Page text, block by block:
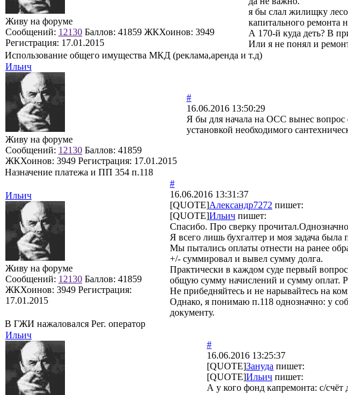
Живу на форуме
Сообщений: 12130 Баллов: 41859 ЖКХоинов: 3949
Регистрация: 17.01.2015
я бы слал жилищку
капитального ремонта
А 170-й куда деть? В
Или я не понял и
Использование общего имущества МКД (реклама,аренда и т.д)
Ильич
Живу на форуме
Сообщений: 12130 Баллов: 41859
ЖКХоинов: 3949 Регистрация: 17.01.2015
#
16.06.2016 13:50:29
Я бы для начала на ОСС вынес вопрос
установкой необходимого
Назначение платежа и ПП 354 п.118
Ильич
Живу на форуме
Сообщений: 12130 Баллов: 41859
ЖКХоинов: 3949 Регистрация:
17.01.2015
#
16.06.2016 13:31:37
[QUOTE]Александр7272 пишет:
[QUOTE]Ильич пишет:
Спасибо. Про сверку
Я всего лишь бухгалтер и моя задача
Мы пытались оплаты отнести на ранее
+/- суммировал и вывел сумму долга.
Практически в каждом суде первый
общую сумму начислений и сумму оплат.
Не прибедняйтесь и не нарывайтесь на
Однако, я понимаю п.118 однозначно: у
документу.
В ГЖИ нажаловался Рег. оператор
Ильич
#
16.06.2016 13:25:37
[QUOTE]Зануда пишет:
[QUOTE]Ильич пишет:
А у кого фонд капремонта: с/